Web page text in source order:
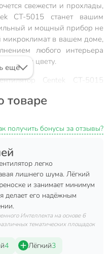
свежести и прохлады,
CT-5015 станет вашим
и мощный прибор не
микроклимат в вашем доме,
любого интерьера
черному цвету.
Centek CT-5015
работы позволяют
каждого члена семьи.
делает использование
понятным, а функция
что свежий воздух будет
всей комнате.
который впишется в
индивидуального выбора
ещё
товаре
получить бонусы за отзывы?
легко
лишнего шума. Лёгкий
и занимает минимум
делает его надёжным
Интеллекта на основе 6
тематических площадок
4 Лёгкий3